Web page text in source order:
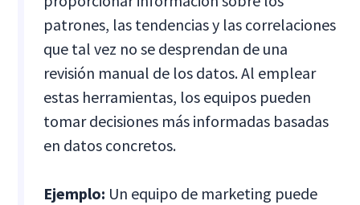
patrones, las tendencias y las correlaciones
que tal vez no se desprendan de una
revisión manual de los datos. Al emplear
estas herramientas, los equipos pueden
tomar decisiones más informadas basadas
en datos concretos.
Ejemplo: Un equipo de marketing puede